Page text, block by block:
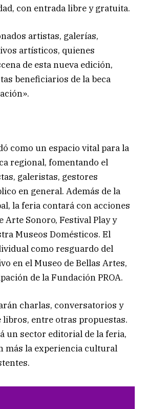
con entrada libre y gratuita.
artistas, galerías,
artísticos, quienes
de esta nueva edición,
beneficiarios de la beca
como un espacio vital para la
regional, fomentando el
galeristas, gestores
en general. Además de la
la feria contará con acciones
Arte Sonoro, Festival Play y
Museos Domésticos. El
como resguardo del
en el Museo de Bellas Artes,
de la Fundación PROA.
charlas, conversatorios y
libros, entre otras propuestas.
un sector editorial de la feria,
más la experiencia cultural